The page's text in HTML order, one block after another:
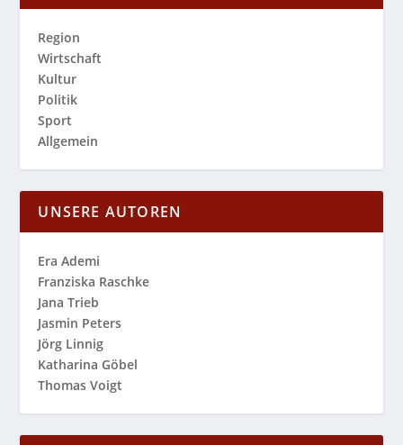
Region
Wirtschaft
Kultur
Politik
Sport
Allgemein
UNSERE AUTOREN
Era Ademi
Franziska Raschke
Jana Trieb
Jasmin Peters
Jörg Linnig
Katharina Göbel
Thomas Voigt